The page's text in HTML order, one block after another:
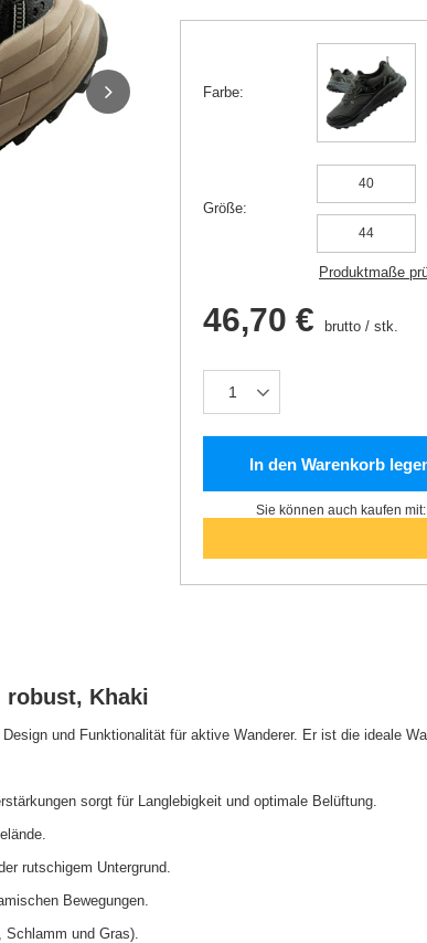
Farbe
Größe
40
44
Produktmaße
46,70 € brutto / stk.
In den Warenkorb
Sie können auch kaufen mit:
robust, Khaki
und Funktionalität für aktive Wanderer. Er ist die ideale
sorgt für Langlebigkeit und optimale Belüftung.
rutschigem Untergrund.
Bewegungen.
und Gras).